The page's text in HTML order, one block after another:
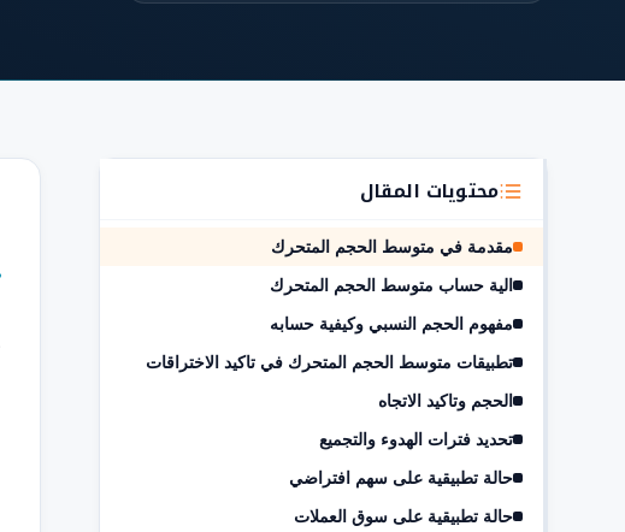
محتويات المقال
مقدمة في متوسط الحجم المتحرك
الية حساب متوسط الحجم المتحرك
مفهوم الحجم النسبي وكيفية حسابه
تطبيقات متوسط الحجم المتحرك في تاكيد الاختراقات
الحجم وتاكيد الاتجاه
تحديد فترات الهدوء والتجميع
حالة تطبيقية على سهم افتراضي
حالة تطبيقية على سوق العملات